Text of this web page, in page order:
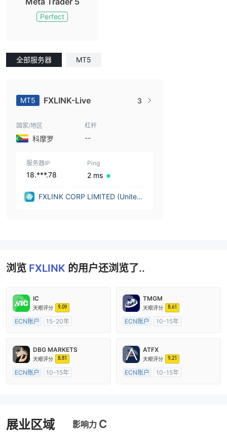
Perfect
全部服务器 MT5
MT5 FXLINK-Live 3
国家/地区
科摩罗
杠杆
--
服务器IP
18.***.78
Ping
2 ms
FXLINK CORP LIMITED (United
浏览 FXLINK 的用户还浏览了..
IC
天眼评分 9.09
ECN账户
15-20年
主标MT4
TMGM
天眼评分 8.61
ECN账户
10-15年
主标MT4
DBG MARKETS
天眼评分 8.81
ECN账户
10-15年
ATFX
天眼评分 9.21
ECN账户
10-15年
展业区域 影响力 C